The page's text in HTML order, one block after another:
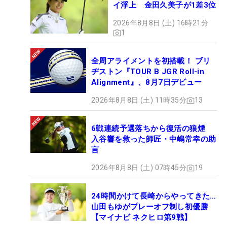
もちろん今回も、マイナビネクストヒロインゴ
ルフツアー 応援キャンペーンにご参加いただけ
る皆様にはリターンもご準備しております。開
幕戦前からお声が多かった、一般観戦の権利や
優勝選手のサイン入りブロマイドなどご用意し
ております。また、今回はネクストヒロインオ
リジナルネームタグ(非売品)もプレゼントいたし
イ浮上 金田久美子が1差3位
2026年8月8日 (土) 16時21分
1
全周アライメントを初搭載！ ブリ
ヂストン『TOUR B JGR Roll-in
Alignment』、8月7日デビュー
2026年8月8日 (土) 11時35分 13
6戦連続予選落ちから復活の狼煙
入谷響を救った師匠・中嶋常幸の助
言
2026年8月8日 (土) 07時45分 19
24時間かけて長崎からやってきた…
山田もゆがプレーオフ制し初優勝
【マイナビ ネクヒロ第9戦】